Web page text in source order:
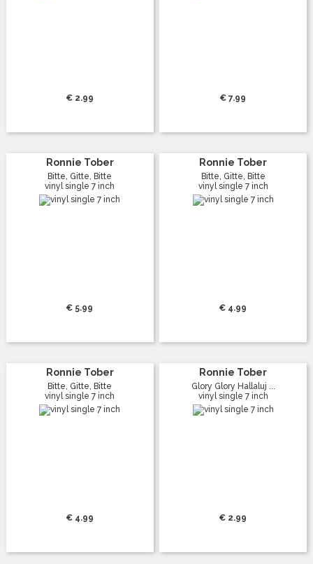
€ 2.99 € 7.99
Ronnie Tober
Bitte, Gitte, Bitte
vinyl single 7 inch
€ 5.99
Ronnie Tober
Bitte, Gitte, Bitte
vinyl single 7 inch
€ 4.99
Ronnie Tober
Bitte, Gitte, Bitte
vinyl single 7 inch
€ 4.99
Ronnie Tober
Glory Glory Hallaluj ...
vinyl single 7 inch
€ 2.99